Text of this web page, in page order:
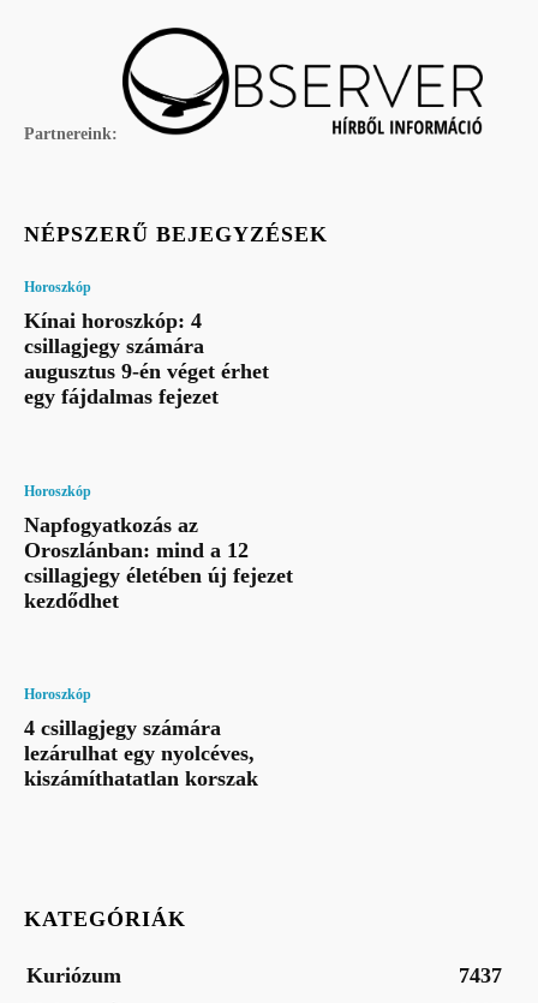
Partnereink:
NÉPSZERŰ BEJEGYZÉSEK
Horoszkóp
Kínai horoszkóp: 4
csillagjegy számára
augusztus 9-én véget érhet
egy fájdalmas fejezet
Horoszkóp
Napfogyatkozás az
Oroszlánban: mind a 12
csillagjegy életében új fejezet
kezdődhet
Horoszkóp
4 csillagjegy számára
lezárulhat egy nyolcéves,
kiszámíthatatlan korszak
KATEGÓRIÁK
Kuriózum
7437